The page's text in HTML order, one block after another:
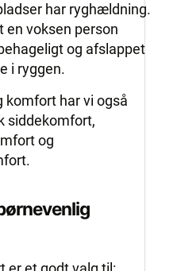
har ryghældning.
en voksen person
og afslappet
i ryggen.
komfort har vi også
siddekomfort,
og